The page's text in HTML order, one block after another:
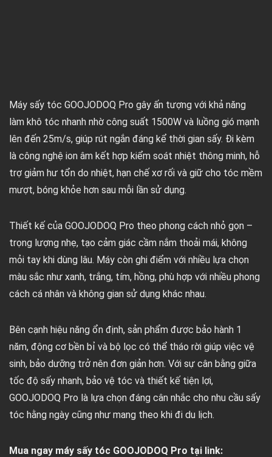
Máy sấy tóc GOOJODOQ Pro gây ấn tượng với khả năng
làm khô tóc nhanh nhờ công suất 1500W và luồng gió mạnh
lên đến 25m/s, giúp rút ngắn đáng kể thời gian sấy. Đi kèm
là công nghệ ion âm kết hợp kiểm soát nhiệt thông minh, hỗ
trợ giảm hư tổn do nhiệt, hạn chế xơ rối và giữ cho tóc mềm
mượt, bóng khỏe hơn sau mỗi lần sử dụng.
Thiết kế của GOOJODOQ Pro theo phong cách nhỏ gọn –
trọng lượng nhẹ, tạo cảm giác cầm nắm thoải mái, không
mỏi tay khi dùng lâu. Máy còn ghi điểm với nhiều lựa chọn
màu sắc như xanh, trắng, tím, hồng, phù hợp với nhiều phong
cách cá nhân và không gian sử dụng khác nhau.
Bên cạnh hiệu năng ổn định, sản phẩm được bảo hành 1
năm, động cơ bền bỉ và bộ lọc có thể tháo rời giúp việc vệ
sinh, bảo dưỡng trở nên đơn giản hơn. Với sự cân bằng giữa
tốc độ sấy nhanh, bảo vệ tóc và thiết kế tiện lợi,
GOOJODOQ Pro là lựa chọn đáng cân nhắc cho nhu cầu sấy
tóc hằng ngày cũng như mang theo khi đi du lịch.
Mua ngay máy sấy tóc GOOJODOQ Pro tại link: